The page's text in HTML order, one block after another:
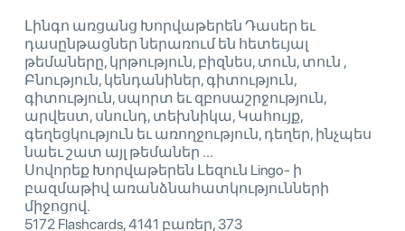
Լինգո առցանց Խորվաթերեն Դասեր եւ
դասընթացներ ներառում են հետեւյալ
թեմաները, կրթություն, բիզնես, տուն, տուն ,
Բնություն, կենդանիներ, գիտություն,
գիտություն, սպորտ եւ զբոսաշրջություն,
արվեստ, սնունդ, տեխնիկա, Կահույք,
գեղեցկություն եւ առողջություն, դեղեր, ինչպես
նաեւ շատ այլ թեմաներ ...
Սովորեք Խորվաթերեն Լեզուն Lingo- ի
բազմաթիվ առանձնահատկությունների
միջոցով.
5172 Flashcards, 4141 բառեր, 373